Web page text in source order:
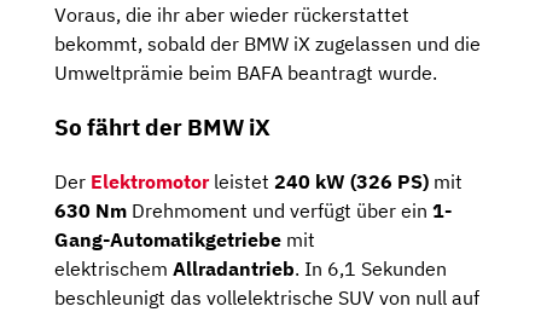
Voraus, die ihr aber wieder rückerstattet
bekommt, sobald der BMW iX zugelassen und die
Umweltprämie beim BAFA beantragt wurde.
So fährt der BMW iX
Der Elektromotorleistet 240 kW (326 PS) mit
630 Nm Drehmoment und verfügt über ein 1-
Gang-Automatikgetriebe mit
elektrischem Allradantrieb. In 6,1 Sekunden
beschleunigt das vollelektrische SUV von null auf